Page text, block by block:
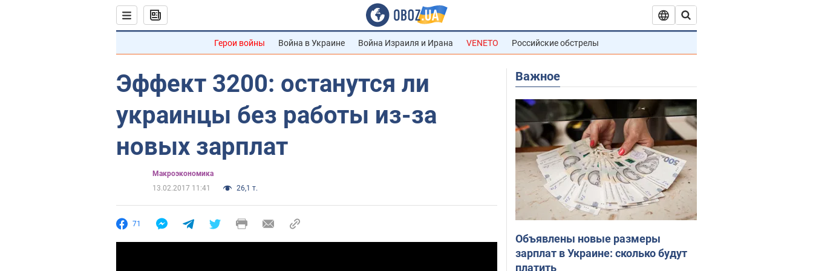
Герои войны Война в Украине Война Израиля и Ирана VENETO Российские обстрелы
Эффект 3200: останутся ли
украинцы без работы из-за
новых зарплат
Mакроэкономика
13.02.2017 11:41
26,1 т.
71
Важное
Объявлены новые размеры
зарплат в Украине: сколько будут
платить